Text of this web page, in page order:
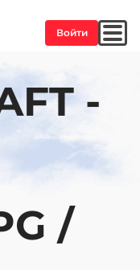
Войти
-
/